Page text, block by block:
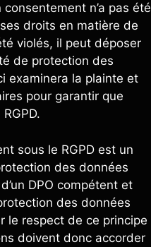
n’a pas été
droits en matière de
violés, il peut déposer
de protection des
examinera la plainte et
pour garantir que
sous le RGPD est un
des données
DPO compétent et
des données
le respect de ce principe
doivent donc accorder